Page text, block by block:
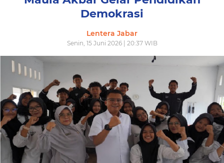
Demokrasi
Lentera Jabar
Senin, 15 Juni 2026 | 20:37 WIB